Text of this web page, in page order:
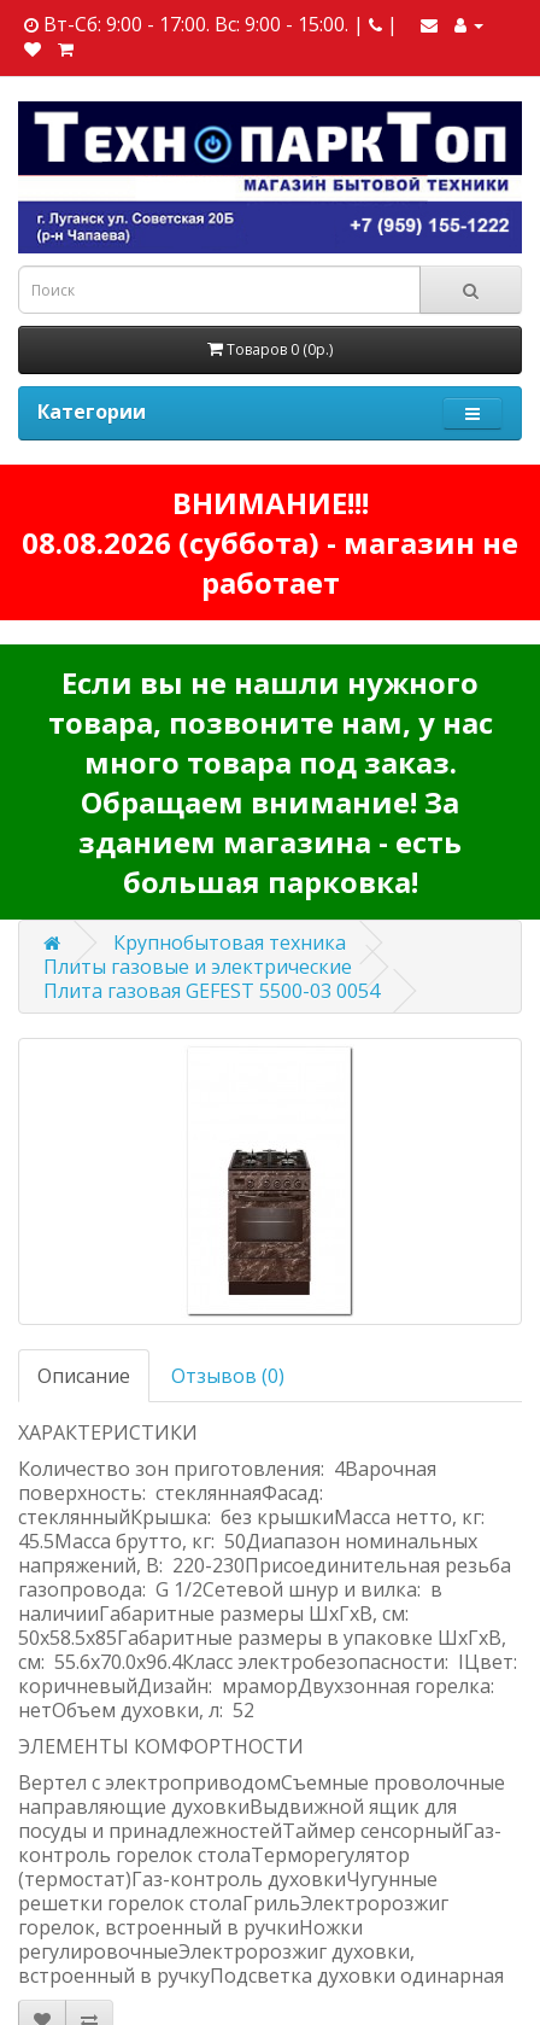
Вт-Сб: 9:00 - 17:00. Вс: 9:00 - 15:00. | |
Товаров 0 (0р.)
Категории
ВНИМАНИЕ!!!
08.08.2026 (суббота) - магазин не
работает
Если вы не нашли нужного
товара, позвоните нам, у нас
много товара под заказ.
Обращаем внимание! За
зданием магазина - есть
большая парковка!
Крупнобытовая техника
Плиты газовые и электрические
Плита газовая GEFEST 5500-03 0054
Описание Отзывов (0)
ХАРАКТЕРИСТИКИ
Количество зон приготовления: 4Варочная
поверхность: стекляннаяФасад:
стеклянныйКрышка: без крышкиМасса нетто, кг:
45.5Масса брутто, кг: 50Диапазон номинальных
напряжений, В: 220-230Присоединительная резьба
газопровода: G 1/2Сетевой шнур и вилка: в
наличииГабаритные размеры ШхГхВ, см:
50x58.5x85Габаритные размеры в упаковке ШхГхВ,
см: 55.6x70.0x96.4Класс электробезопасности: IЦвет:
коричневыйДизайн: мраморДвухзонная горелка:
нетОбъем духовки, л: 52
ЭЛЕМЕНТЫ КОМФОРТНОСТИ
Вертел с электроприводомСъемные проволочные
направляющие духовкиВыдвижной ящик для
посуды и принадлежностейТаймер сенсорныйГаз-
контроль горелок столаТерморегулятор
(термостат)Газ-контроль духовкиЧугунные
решетки горелок столаГрильЭлектророзжиг
горелок, встроенный в ручкиНожки
регулировочныеЭлектророзжиг духовки,
встроенный в ручкуПодсветка духовки одинарная